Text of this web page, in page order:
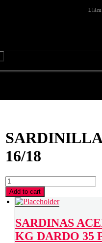
16/18
SARDINILLA
ACTE
OLIVA
16/18
quantity
Add to cart
SARDINAS
KG DARDO 35